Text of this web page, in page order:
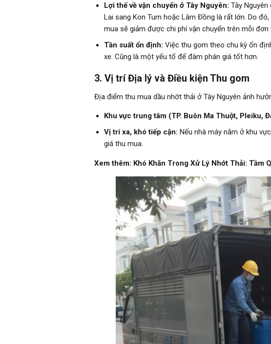
Lợi thế về vận chuyển ở Tây Nguyên: Tây
Lai sang Kon Tum hoặc Lâm Đồng là rất lớn. Do
mua sẽ giảm được chi phí vận chuyển trên mỗi
Tần suất ổn định: Việc thu gom theo chu kỳ ổn
xe. Cũng là một yếu tố để đàm phán giá tốt hơn.
3. Vị trí Địa lý và Điều kiện Thu gom
Địa điểm thu mua dầu nhớt thải ở Tây Nguyên ảnh
Khu vực trung tâm (TP. Buôn Ma Thuột, Pleiku,
Vị trí xa, khó tiếp cận: Nếu nhà máy nằm ở khu
giá thu mua.
Xem thêm: Khó Khăn Trong Xử Lý Nhớt Thải: Tầm